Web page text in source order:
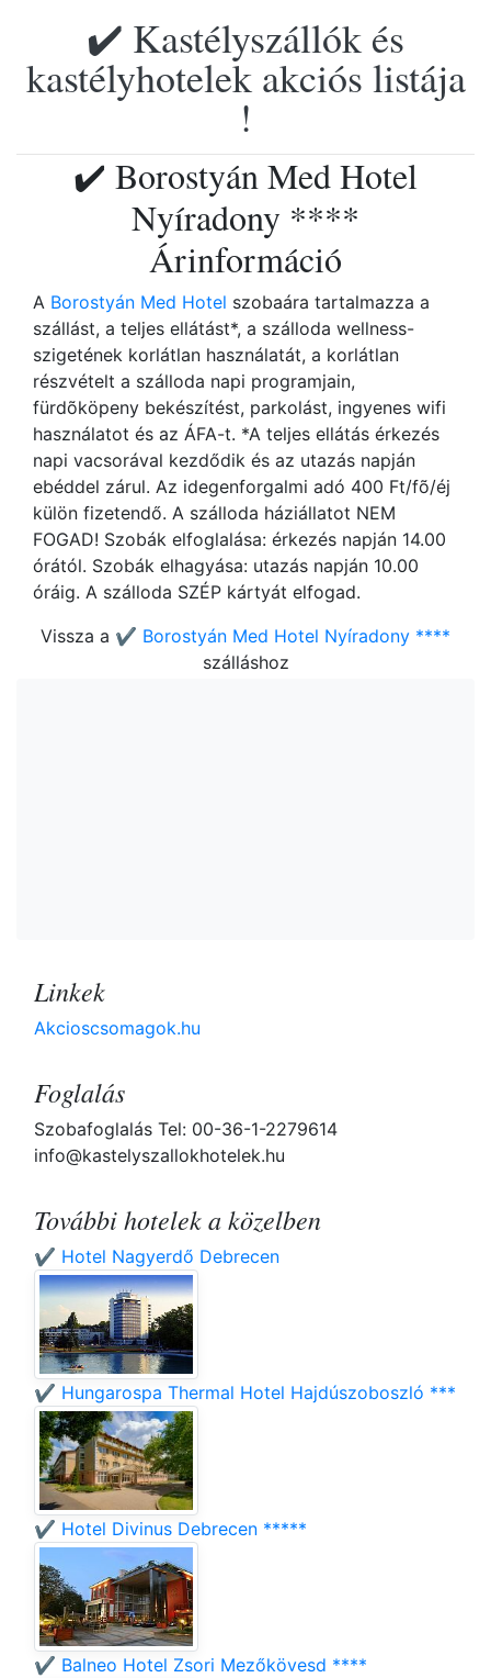
✔️ Kastélyszállók és
kastélyhotelek akciós listája
!
✔️ Borostyán Med Hotel
Nyíradony ****
Árinformáció
A Borostyán Med Hotel szobaára tartalmazza a
szállást, a teljes ellátást*, a szálloda wellness-
szigetének korlátlan használatát, a korlátlan
részvételt a szálloda napi programjain,
fürdõköpeny bekészítést, parkolást, ingyenes wifi
használatot és az ÁFA-t. *A teljes ellátás érkezés
napi vacsorával kezdődik és az utazás napján
ebéddel zárul. Az idegenforgalmi adó 400 Ft/fõ/éj
külön fizetendő. A szálloda háziállatot NEM
FOGAD! Szobák elfoglalása: érkezés napján 14.00
órától. Szobák elhagyása: utazás napján 10.00
óráig. A szálloda SZÉP kártyát elfogad.
Vissza a ✔️ Borostyán Med Hotel Nyíradony ****
szálláshoz
Linkek
Akcioscsomagok.hu
Foglalás
Szobafoglalás Tel: 00-36-1-2279614
info@kastelyszallokhotelek.hu
További hotelek a közelben
✔️ Hotel Nagyerdő Debrecen
✔️ Hungarospa Thermal Hotel Hajdúszoboszló ***
✔️ Hotel Divinus Debrecen *****
✔️ Balneo Hotel Zsori Mezőkövesd ****